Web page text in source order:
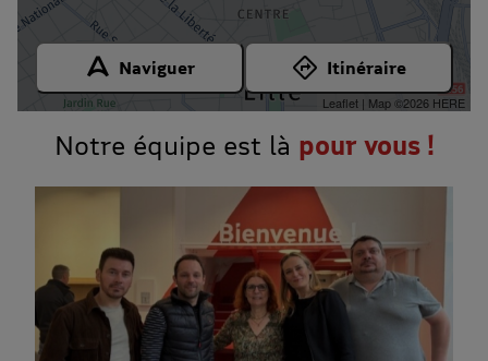
Leaflet | Map ©2026 HERE
Naviguer Itinéraire
Notre équipe est là pour vous !